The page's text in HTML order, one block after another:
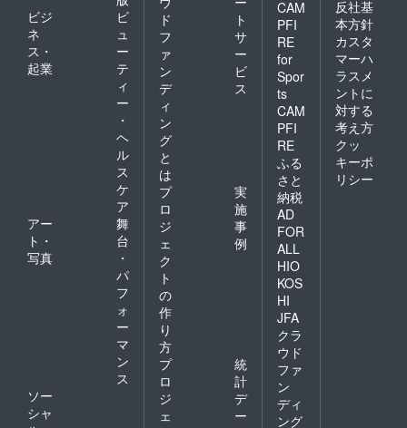
ビジ
ネ
ス・
起業
ビ
ュ
ー
テ
ィ
ー
・
ヘ
ル
ス
ケ
ア
アー
ト・
写真
舞
台
・
パ
フ
ォ
ー
マ
ン
ス
ソー
シャ
ド
フ
ァ
ン
デ
ィ
ン
グ
と
は
ト
サ
ー
ビ
ス
プ
ロ
ジ
ェ
ク
ト
の
作
り
方
実
施
事
例
プ
ロ
ジ
ェ
統
計
デ
ー
CAM
PFI
RE
for
Spor
ts
CAM
PFI
RE
ふる
さと
納税
AD
FOR
ALL
HIO
KOS
HI
JFA
クラ
ウド
ファ
ン
ディ
ング
反社基
本方針
カスタ
マーハ
ラスメ
ントに
対する
考え方
クッ
キーポ
リシー